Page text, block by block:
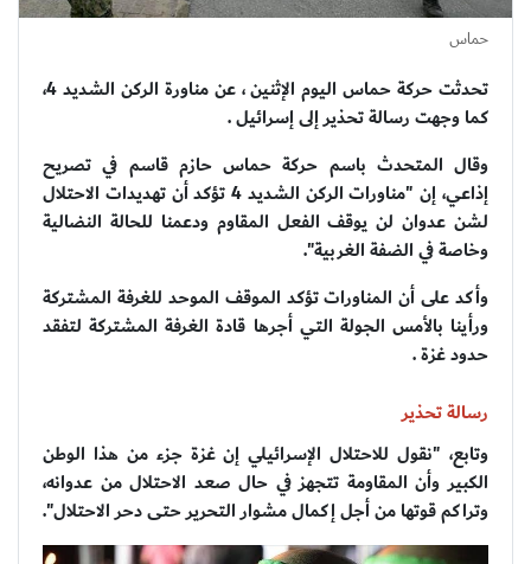
حماس
تحدثت حركة حماس اليوم الإثنين ، عن مناورة الركن الشديد 4،
كما وجهت رسالة تحذير إلى إسرائيل .
وقال المتحدث باسم حركة حماس حازم قاسم في تصريح
إذاعي، إن "مناورات الركن الشديد 4 تؤكد أن تهديدات الاحتلال
لشن عدوان لن يوقف الفعل المقاوم ودعمنا للحالة النضالية
وخاصة في الضفة الغربية".
وأكد على أن المناورات تؤكد الموقف الموحد للغرفة المشتركة
ورأينا بالأمس الجولة التي أجرها قادة الغرفة المشتركة لتفقد
حدود غزة .
رسالة تحذير
وتابع، "نقول للاحتلال الإسرائيلي إن غزة جزء من هذا الوطن
الكبير وأن المقاومة تتجهز في حال صعد الاحتلال من عدوانه،
وتراكم قوتها من أجل إكمال مشوار التحرير حتى دحر الاحتلال".